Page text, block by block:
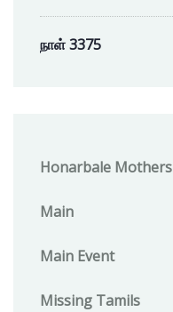
நாள் 3375
Honarbale Mothers
Main
Main Event
Missing Tamils